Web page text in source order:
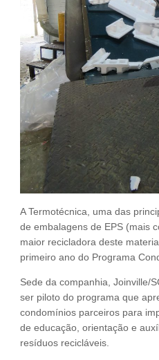
A Termotécnica, uma das
de embalagens de EPS (mais
maior recicladora deste
primeiro ano do Programa
Sede da companhia, Joinville/
ser piloto do programa que
condomínios parceiros para
de educação, orientação e
resíduos recicláveis.